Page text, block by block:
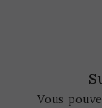
Vous